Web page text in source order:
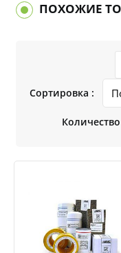
ПОХОЖИЕ
Сортировка :
Быстрый просмотр
Добавить к